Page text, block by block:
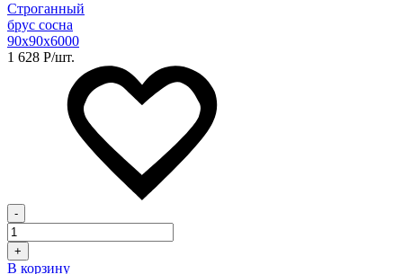
Строганный
брус сосна
90х90х6000
1 628 Р/шт.
-
+
В корзину